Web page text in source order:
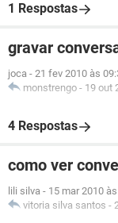
1 Respostas
gravar
joca - 21 fev 2010 às
monstrengo - 19 out
4 Respostas
como ver
lili silva - 15 mar 2010
vitoria silva santos -